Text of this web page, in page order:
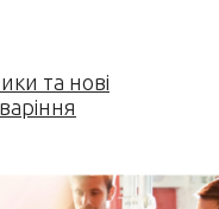
та нові